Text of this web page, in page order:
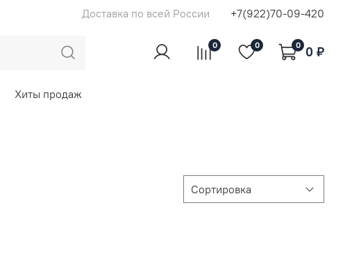
Доставка по всей России +7(922)70-09-420
0 0 0 0 ₽
Хиты продаж